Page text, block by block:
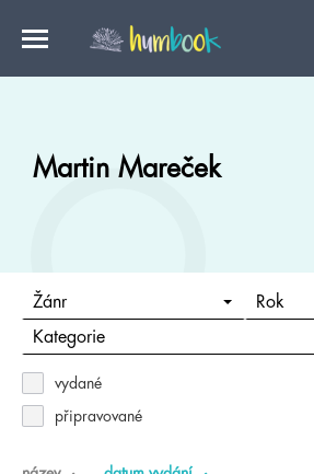
Martin Mareček
Žánr Rok
Kategorie
vydané
připravované